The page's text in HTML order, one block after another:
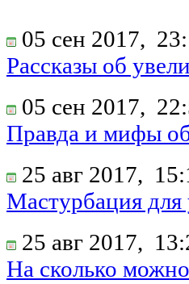
05 сен 2017,
Рассказы об
05 сен 2017,
Правда и мифы
25 авг 2017,
Мастурбация для
25 авг 2017,
На сколько